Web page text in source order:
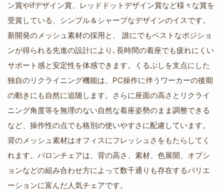
ン賞やifデザイン賞、レッドドットデザイン賞など様々な賞を
受賞している、シンプル＆シャープなデザインのイスです。
新開発のメッシュ素材の採用と、 誰にでもベストなポジショ
ンが得られる先進の設計により､長時間の着座でも疲れにくい
サポート感と安定性を体感できます。くるぶしを支点にした
独自のリクライニング機能は、PC操作に伴うワーカーの後期
の動きにも自然に追随します。さらに座面の高さとリクライ
ニング角度等を無理のない自然な着座姿勢のまま調整できる
など、操作性の点でも格別の使いやすさに配慮しています。
背のメッシュ素材はオフィスにフレッシュさをもたらしてく
れます。バロンチェアは、背の高さ、素材、色展開、オプシ
ョンなどの組み合わせ方によって数千通りも存在するバリエ
ーションに富んだ人気チェアです。